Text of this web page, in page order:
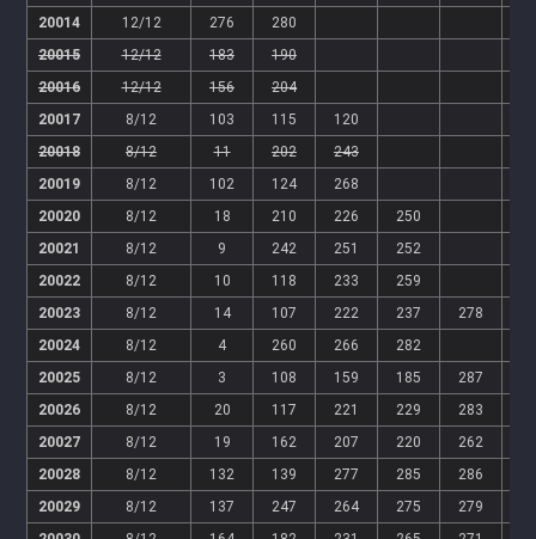
20014
12/12 276
280
20015
12/12 183
190
20016
12/12 156
204
20017
8/12 103 115
120
20018
8/12 11 202
243
20019
8/12 102 124
268
20020
8/12 18 210 226
250
20021
8/12 9 242 251
252
20022
8/12 10 118 233
259
20023
8/12 14 107 222 237
278
20024
8/12 4 260 266
282
20025
8/12 3 108 159 185
287
20026
8/12 20 117 221 229
283
20027
8/12 19 162 207 220
262
20028
8/12 132 139 277 285
286
20029
8/12 137 247 264 275
279